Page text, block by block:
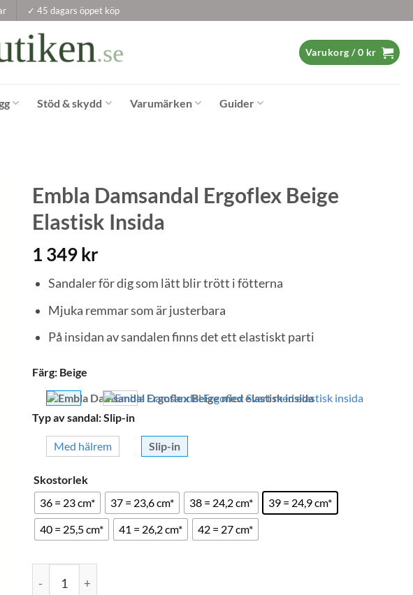
✓ 45 dagars öppet köp
Varukorg /0 kr
Stöd & skydd Varumärken Guider
Embla Damsandal Ergoflex Beige
Elastisk Insida
1 349kr
Sandaler för dig som lätt blir trött i fötterna
Mjuka remmar som är justerbara
På insidan av sandalen finns det ett elastiskt parti
Färg: Beige
Typ av sandal:Slip-in
Med hälrem Slip-in
Skostorlek
36 = 23 cm*
37 = 23,6 cm* 38 = 24,2 cm*
39 = 24,9 cm*
40 = 25,5 cm*
41 = 26,2 cm* 42 = 27 cm*